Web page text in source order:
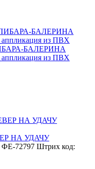
БАЛЕРИНА
аппликация из ПВХ
НА УДАЧУ
ФЕ-72797 Штрих код: